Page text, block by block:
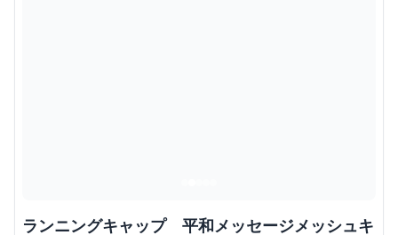
ランニングキャップ 平和メッセージメッシュキ